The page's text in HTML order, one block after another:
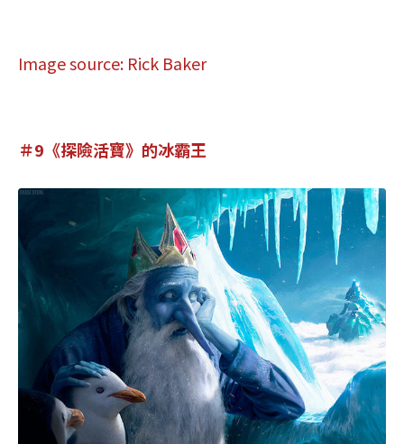
Image source: Rick Baker
＃9《探險活寶》的冰霸王